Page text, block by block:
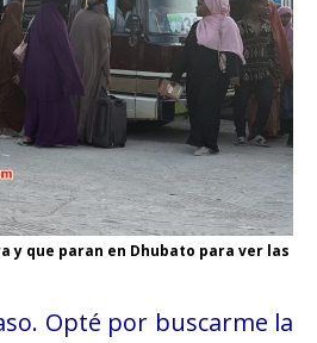
y que paran en Dhubato para ver las
Opté por buscarme la